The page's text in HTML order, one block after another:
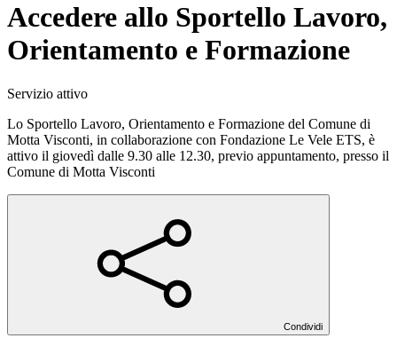
Accedere allo Sportello Lavoro,
Orientamento e Formazione
Servizio attivo
Lo Sportello Lavoro, Orientamento e Formazione del Comune di
Motta Visconti, in collaborazione con Fondazione Le Vele ETS, è
attivo il giovedì dalle 9.30 alle 12.30, previo appuntamento, presso il
Comune di Motta Visconti
Condividi